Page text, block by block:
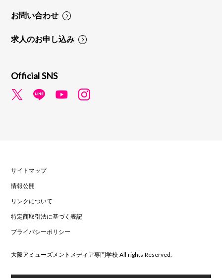
お問い合わせ
求人のお申し込み
Official SNS
サイトマップ
情報公開
リンクについて
特定商取引法に基づく表記
プライバシーポリシー
大阪アミューズメントメディア専門学校 All rights Reserved.